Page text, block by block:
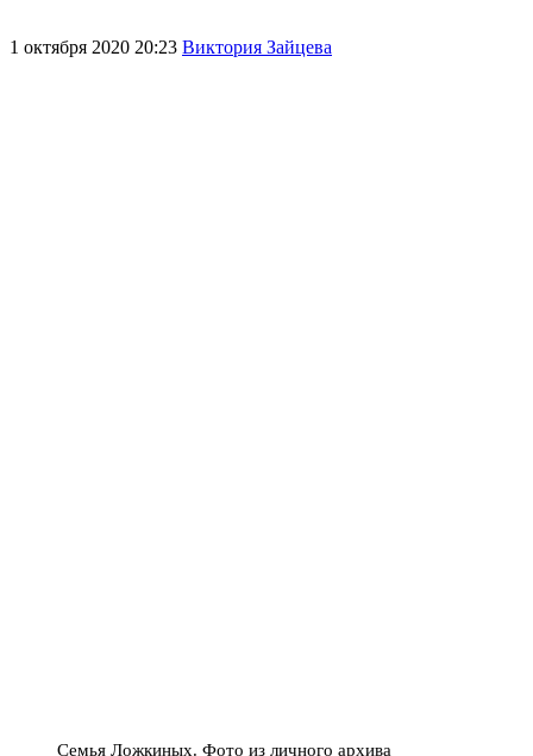
1 октября 2020 20:23 Виктория Зайцева
Семья Ложкиных. Фото из личного архива